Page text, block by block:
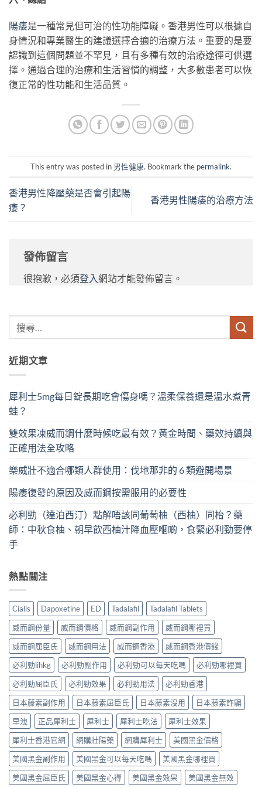
陽痿是一種常見但可治的性功能障礙。香港男性可以根據自
身情況和專業醫生的建議選擇合適的治療方法。重要的是要
認識到這個問題並不罕見，且有多種有效的治療途徑可供選
擇。通過合理的治療和生活習慣的調整，大多數患者可以恢
復正常的性功能和生活品質。
This entry was posted in 男性健康. Bookmark the permalink.
香港男性降壓藥是否會引起陽
痿？
香港男性陽痿的治療方法
發佈留言
很抱歉，必須登入網站才能發佈留言。
近期文章
犀利士5mg每日錠長期吃會傷身嗎？溫柔保養還是溫水煮青
蛙？
雙效果凍威而鋼什麼時候吃最有效？黃金時間、藥效持續與
正確用法全攻略
樂威壯不適合哪類人群使用：伐地那非的 6 類避開場景
陽痿復發的原因及威而鋼按需服用的必要性
必利勁（達泊西汀）點解唔該同葡萄柚（西柚）同枱？藥
師：中秋食柚、朝早飲西柚汁降血壓嗰啲，食緊必利勁要停
手
熱點關注
Cialis Dapoxetine ED Tadalafil
Tadalafil Tablets
威而鋼份量
威而鋼價格 威而鋼副作用
威而鋼哪裡買
威而鋼屈臣氏
威而鋼用法 威而鋼香港
威而鋼香港價錢
必利勁lihkg
必利勁副作用 必利勁可以每天吃嗎
必利勁哪裡買
必利勁屈臣氏
必利勁效果 必利勁用法
必利勁香港
日本藤素副作用
日本藤素屈臣氏 日本藤素沒用
日本藤素詐騙
早洩
正品犀利士 犀利士 犀利士吃法
犀利士效果
犀利士香港官網
網購壯陽藥 網購犀利士
美國黑金價格
美國黑金副作用
美國黑金可以每天吃嗎
美國黑金哪裡買
美國黑金屈臣氏
美國黑金心得 美國黑金效果 美國黑金無效